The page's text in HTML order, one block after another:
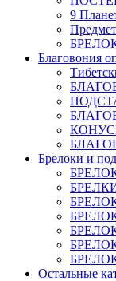
9
Благовония
Брелоки и
Остальные